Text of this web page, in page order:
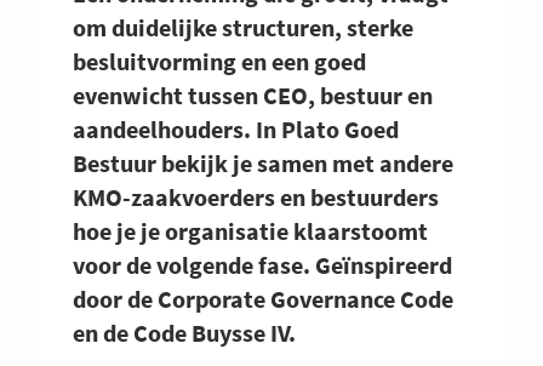
om duidelijke structuren, sterke
besluitvorming en een goed
evenwicht tussen CEO, bestuur en
aandeelhouders. In Plato Goed
Bestuur bekijk je samen met andere
KMO-zaakvoerders en bestuurders
hoe je je organisatie klaarstoomt
voor de volgende fase. Geïnspireerd
door de Corporate Governance Code
en de Code Buysse IV.